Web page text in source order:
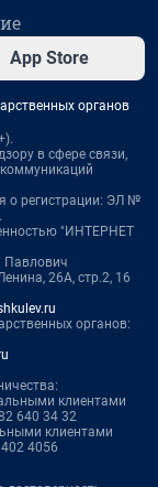
App Store
органов
в сфере связи,
о регистрации: ЭЛ №
"ИНТЕРНЕТ
Павлович
26А, стр.2, 16
органов:
клиентами
640 34 32
клиентами
4056